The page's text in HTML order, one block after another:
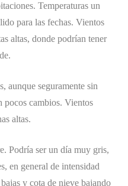
Temperaturas un
para las fechas. Vientos
altas, donde podrían tener
aunque seguramente sin
pocos cambios. Vientos
altas.
Podría ser un día muy gris,
en general de intensidad
y cota de nieve bajando